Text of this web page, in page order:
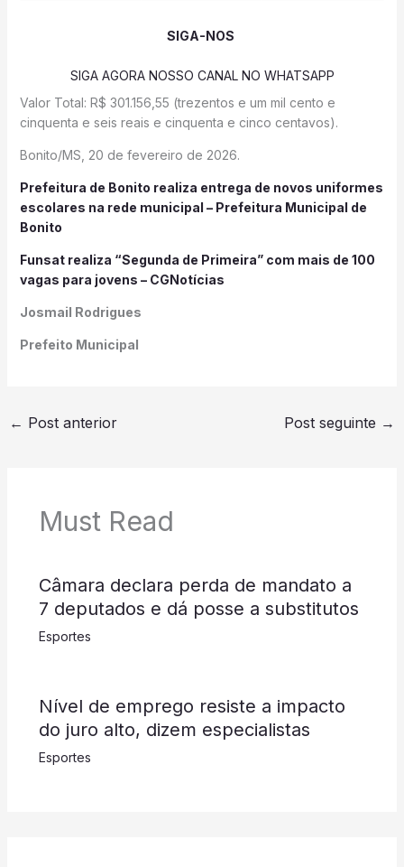
SIGA-NOS
SIGA AGORA NOSSO CANAL NO WHATSAPP
Valor Total: R$ 301.156,55 (trezentos e um mil cento e
cinquenta e seis reais e cinquenta e cinco centavos).
Bonito/MS, 20 de fevereiro de 2026.
Prefeitura de Bonito realiza entrega de novos uniformes
escolares na rede municipal – Prefeitura Municipal de
Bonito
Funsat realiza “Segunda de Primeira” com mais de 100
vagas para jovens – CGNotícias
Josmail Rodrigues
Prefeito Municipal
← Post anterior Post seguinte →
Must Read
Câmara declara perda de mandato a
7 deputados e dá posse a substitutos
Esportes
Nível de emprego resiste a impacto
do juro alto, dizem especialistas
Esportes